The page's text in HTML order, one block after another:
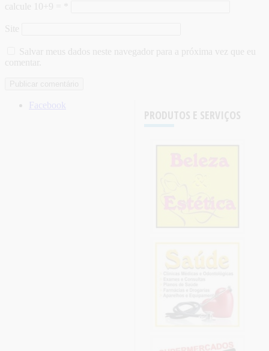
calcule 10+9 =
Site
Salvar meus dados neste navegador para a próxima vez que eu
comentar.
PRODUTOS E SERVIÇOS
Facebook